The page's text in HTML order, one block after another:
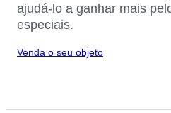
ajudá-lo a ganhar mais
especiais.
Venda o seu objeto